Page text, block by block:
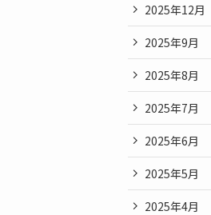
2025年12月
2025年9月
2025年8月
2025年7月
2025年6月
2025年5月
2025年4月